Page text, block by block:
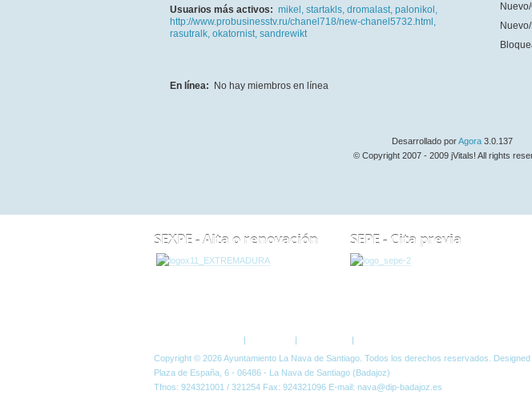
Usuarios más activos: mikel, startakls, dromalast, palonikol,
http://www.probusinesstv.ru/chanel718/new-chanel5732.html,
rasutralk, okatornist, sandrewikt
En línea: No hay miembros en línea
Desarrollado porAgora3.0.137
© Copyright 2007 - 2009 jVitals! All rights
SEXPE - Alta o renovación SEPE - Cita previa
| | |
Copyright © 2026 Ayuntamiento La Nava de Santiago. Todos los derechos reservados.
Plaza de España, 6 - 06486 - La Nava de Santiago (Badajoz)
Tfnos: 924321001 / 321254 Fax: 924321096 E-mail: nava@dip-badajoz.es